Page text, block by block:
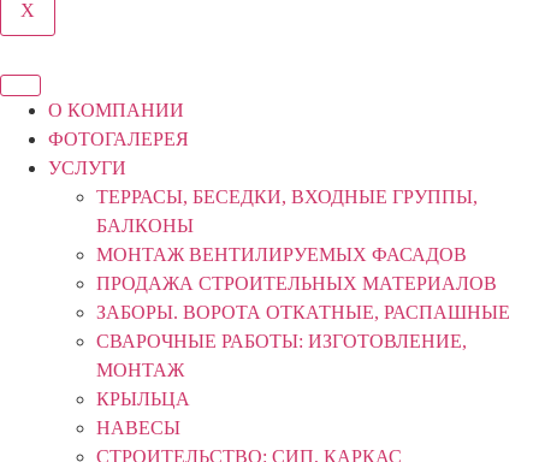
X
О КОМПАНИИ
ФОТОГАЛЕРЕЯ
УСЛУГИ
ТЕРРАСЫ, БЕСЕДКИ, ВХОДНЫЕ ГРУППЫ,
БАЛКОНЫ
МОНТАЖ ВЕНТИЛИРУЕМЫХ ФАСАДОВ
ПРОДАЖА СТРОИТЕЛЬНЫХ МАТЕРИАЛОВ
ЗАБОРЫ. ВОРОТА ОТКАТНЫЕ, РАСПАШНЫЕ
СВАРОЧНЫЕ РАБОТЫ: ИЗГОТОВЛЕНИЕ,
МОНТАЖ
КРЫЛЬЦА
НАВЕСЫ
СТРОИТЕЛЬСТВО: СИП, КАРКАС